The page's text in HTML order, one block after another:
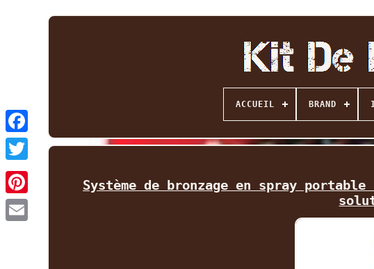
Facebook
Twitter
ACCUEIL BRAND
Système de bronzage en spray